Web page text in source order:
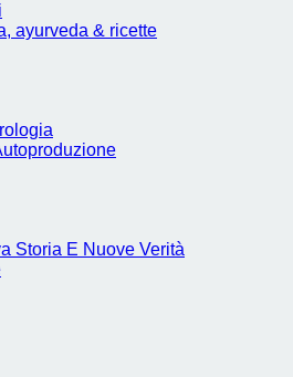
ayurveda & ricette
Storia E Nuove Verità